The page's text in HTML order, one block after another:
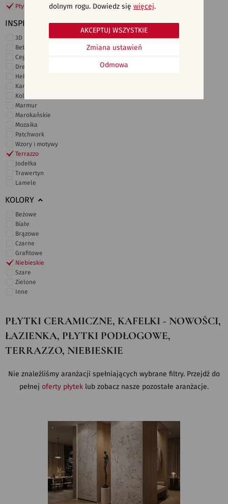
Płytki podłogowe
INSPIRACJE
3D i struktury
Beton
Cegiełki
Drewno
Heksagonalne
Kamień
Kolor
Marmur
Marokańskie
Mozaika
Patchwork
Wzory i motywy
Terrazzo
Jodełka
Trawertyn
Lamele
KOLORY
Beżowe
Białe
Brązowe
Czarne
Grafitowe
Niebieskie
Szare
Zielone
Inne
PŁYTKI CERAMICZNE, KAFELKI - NOWOŚCI,
ŁAZIENKA, PŁYTKI PODŁOGOWE,
TERRAZZO, NIEBIESKIE
Nie znaleźliśmy aranżacji spełniających wybrane filtry. Przejdź do
pełnej oferty płytek lub zobacz nasze pozostałe aranżacje.
dolnym rogu. Dowiedz się więcej.
Odmowa
Zmiana ustawień
AKCEPTUJ WSZYSTKIE